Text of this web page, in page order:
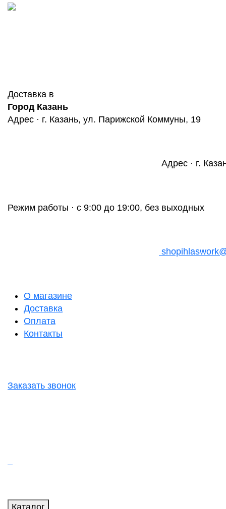
Доставка в
Город Казань
Адрес · г. Казань, ул. Парижской Коммуны, 19
Адрес · г.
Режим работы · с 9:00 до 19:00, без выходных
О магазине
Доставка
Оплата
Контакты
Заказать звонок
Каталог